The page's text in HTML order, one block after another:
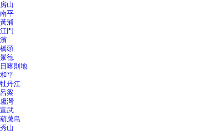
房山
南平
黃浦
江門
濱
橋頭
景德
日喀則地
和平
牡丹江
呂梁
盧灣
宣武
葫蘆島
秀山